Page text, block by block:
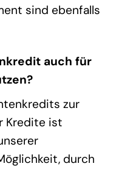
sind ebenfalls
auch für
zur
Kredite ist
durch